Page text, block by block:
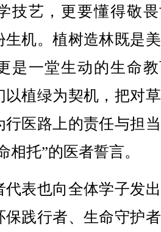
技艺，更要懂得敬
生机。植树造林既是
是一堂生动的生命
以植绿为契机，把对
行医路上的责任与担
相托”的医者誓言。
表也向全体学子发
保践行者、生命守护